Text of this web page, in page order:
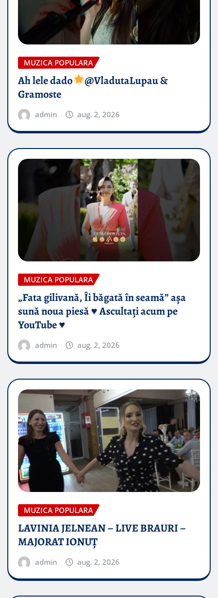
MUZICA POPULARA
Ah lele dado​
@VladutaLupau &
Gramoste
admin aug. 2, 2026
MUZICA POPULARA
„Fata gilivană, Îi băgată în seamă” așa
sună noua piesă ♥️ Ascultați acum pe
YouTube ♥️
admin aug. 2, 2026
MUZICA POPULARA
LAVINIA JELNEAN – LIVE BRAURI –
MAJORAT IONUŢ
admin aug. 2, 2026